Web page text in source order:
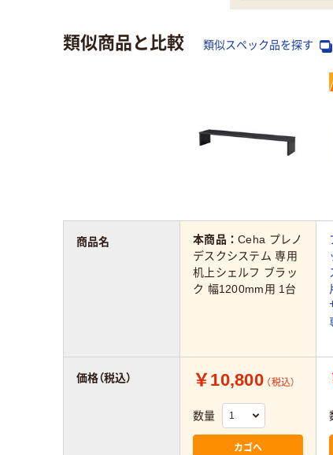
類似商品と比較 類似スペック品を探す
本商品：Ceha プレノ
デスクシステム 専用
机上シェルフ ブラッ
ク 幅1200mm用 1台
￥10,800 （税込）
数量
カゴへ
商品名
価格（税込）